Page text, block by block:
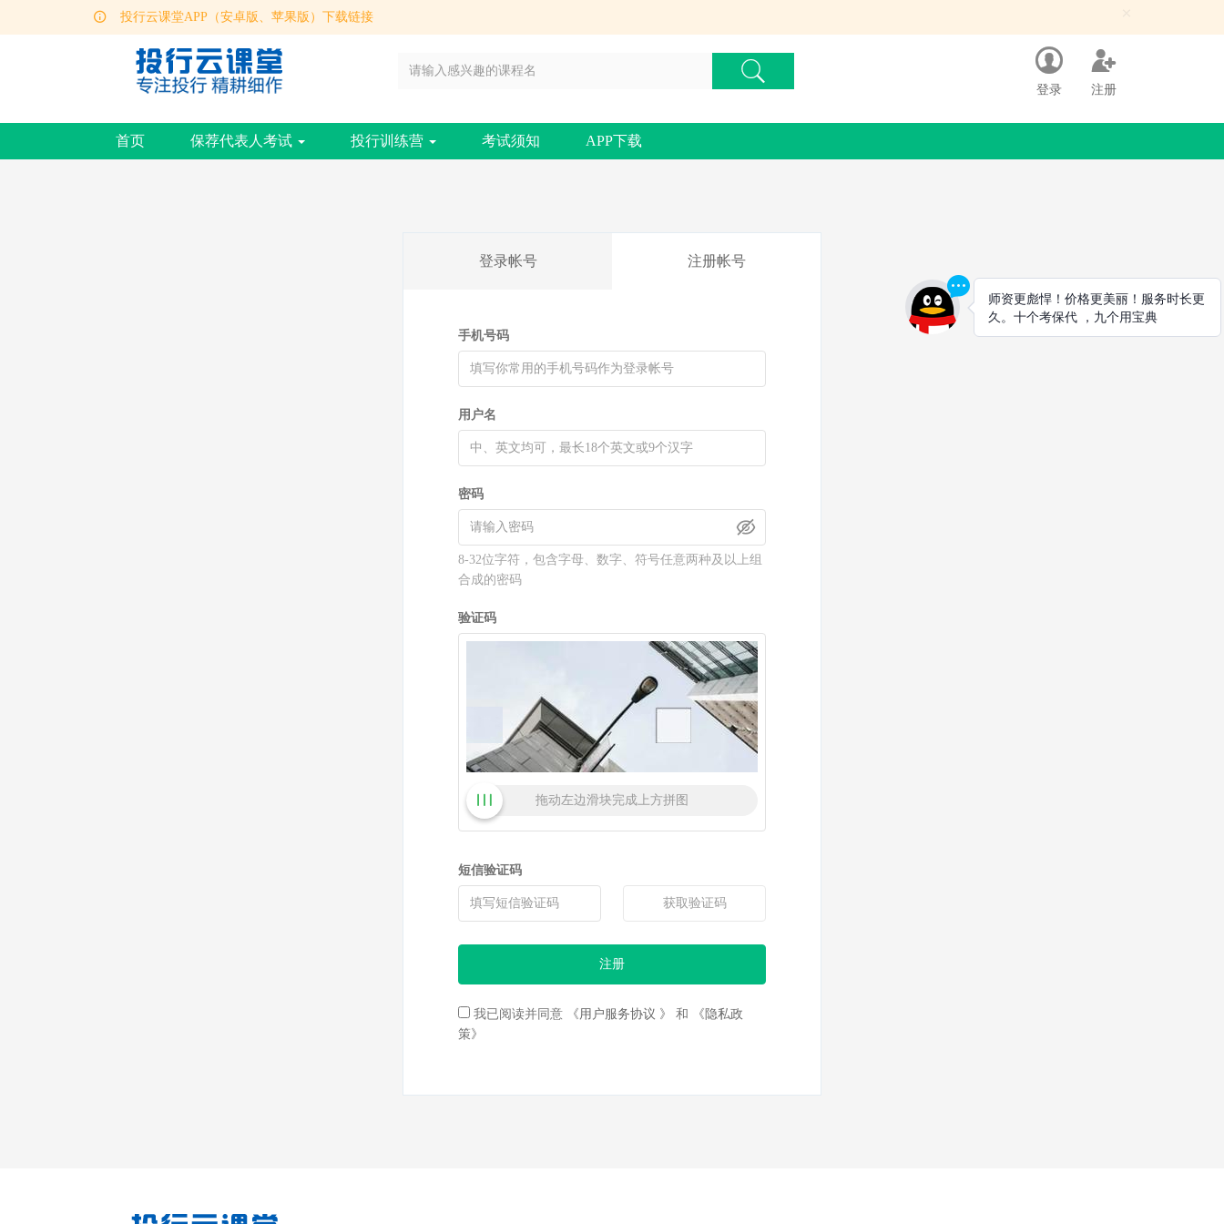
投行云课堂APP（安卓版、苹果版）下载链接
保荐代表人考试报考操作指南
登录 注册
首页 保荐代表人考试 投行训练营 考试须知 APP下载
登录帐号 注册帐号
手机号码
用户名
密码
8-32位字符，包含字母、数字、符号任意两种及以上组
合成的密码
验证码
拖动左边滑块完成上方拼图
短信验证码
获取验证码
注册
我已阅读并同意 《用户服务协议 》 和
《隐私政
策》